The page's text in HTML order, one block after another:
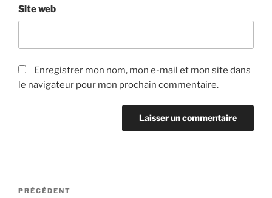
Site web
Enregistrer mon nom, mon e-mail et mon site dans
le navigateur pour mon prochain commentaire.
Navigation
Article
PRÉCÉDENT